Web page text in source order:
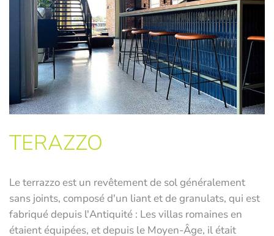
TERAZZO
Le terrazzo est un revêtement de sol généralement
sans joints, composé d'un liant et de granulats, qui est
fabriqué depuis l'Antiquité : Les villas romaines en
étaient équipées, et depuis le Moyen-Âge, il était